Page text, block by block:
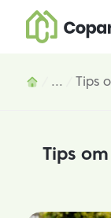
... Tips
Tips